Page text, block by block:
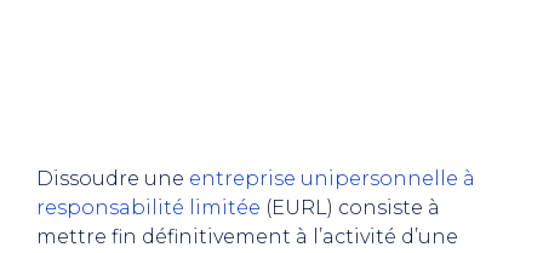
Dissoudre une entreprise unipersonnelle à
responsabilité limitée (EURL) consiste à
mettre fin définitivement à l’activité d’une